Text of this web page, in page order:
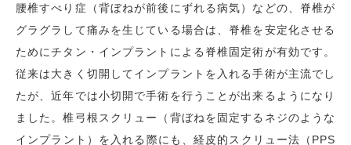
腰椎すべり症（背ぼねが前後にずれる病気）などの、脊椎が
グラグラして痛みを生じている場合は、脊椎を安定化させる
ためにチタン・インプラントによる脊椎固定術が有効です。
従来は大きく切開してインプラントを入れる手術が主流でし
たが、近年では小切開で手術を行うことが出来るようになり
ました。椎弓根スクリュー（背ぼねを固定するネジのような
インプラント）を入れる際にも、経皮的スクリュー法（PPS